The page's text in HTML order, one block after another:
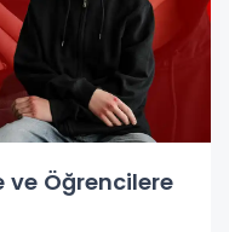
ve Öğrencilere